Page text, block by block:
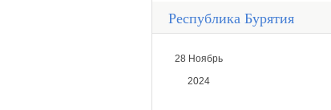
Республика Бурятия
28 Ноябрь
2024